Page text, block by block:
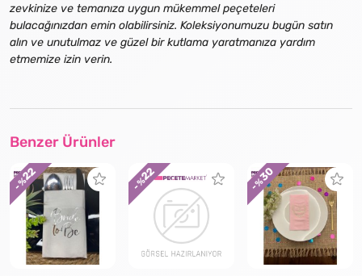
zevkinize ve temanıza uygun mükemmel peçeteleri
bulacağınızdan emin olabilirsiniz. Koleksiyonumuzu bugün satın
alın ve unutulmaz ve güzel bir kutlama yaratmanıza yardım
etmemize izin verin.
Benzer Ürünler
- %
22
- %
22
- %
30